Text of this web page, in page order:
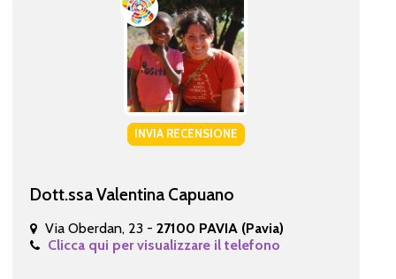
INVIA RECENSIONE
Dott.ssa Valentina Capuano
Via Oberdan, 23 - 27100 PAVIA (Pavia)
Clicca qui per visualizzare il telefono